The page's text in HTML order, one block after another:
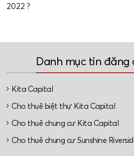
2022 ?
Danh mục tin đăng
Kita Capital
Cho thuê biệt thự Kita Capital
Cho thuê chung cư Kita Capital
Cho thuê chung cư Sunshine